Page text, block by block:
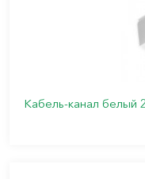
Кабель-канал белый